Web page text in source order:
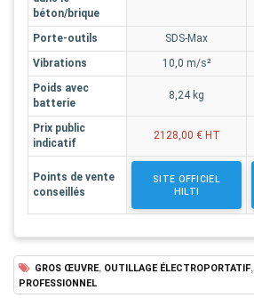
béton/brique
Porte-outils
SDS-Max
Vibrations
10,0 m/s²
Poids avec
batterie
8,24 kg
Prix public
indicatif
2128,00 € HT
Points de vente
conseillés
SITE OFFICIEL
HILTI
GROS ŒUVRE, OUTILLAGE ÉLECTROPORTATIF,
PROFESSIONNEL